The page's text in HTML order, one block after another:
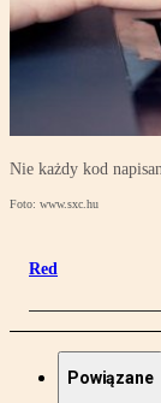
Nie każdy kod
Foto: www.sxc.hu
Red
Powiązane